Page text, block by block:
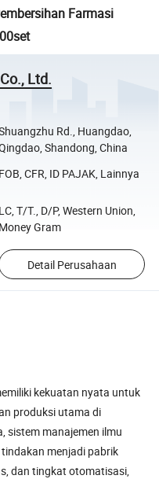
Farmasi
Ltd.
Rd., Huangdao,
Shandong, China
FOB, CFR, ID PAJAK, Lainnya
LC, T/T., D/P, Western Union,
Money Gram
Detail Perusahaan
kekuatan nyata untuk
produksi utama di
sistem manajemen ilmu
menjadi pabrik
dan tingkat otomatisasi,